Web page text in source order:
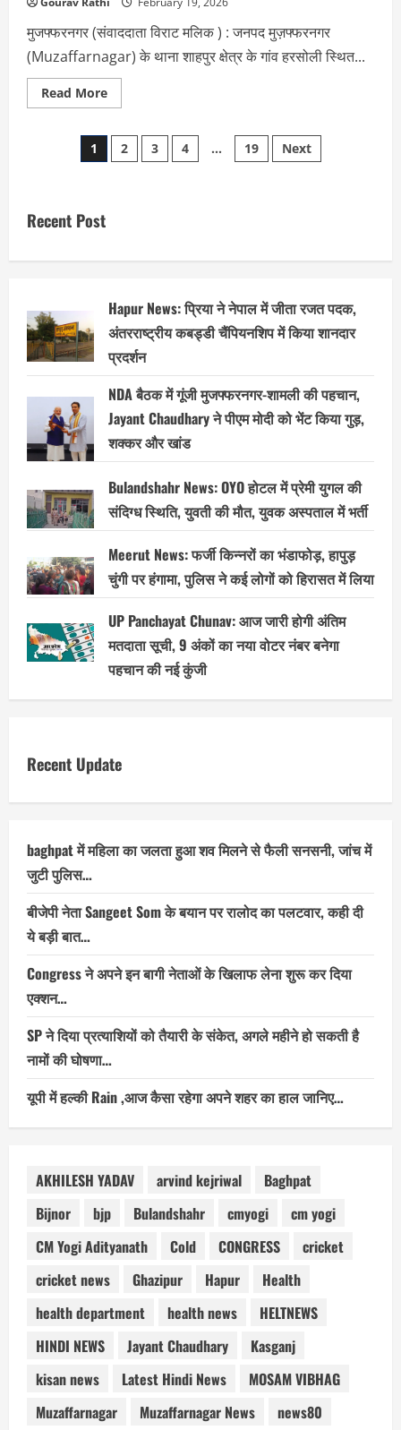
मुजफ्फरनगर (संवाददाता विराट मलिक ) : जनपद मुज़फ्फरनगर
(Muzaffarnagar) के थाना शाहपुर क्षेत्र के गांव हरसोली स्थित...
Read MoreRead
more
मंदिर
घुसकर
गिरफ्तार
Posts
1 2 3 4 … 19 Next
Recent Post
Hapur News: प्रिया ने नेपाल में जीता रजत पदक,
अंतरराष्ट्रीय कबड्डी चैंपियनशिप में किया शानदार
प्रदर्शन
NDA बैठक में गूंजी मुजफ्फरनगर-शामली की पहचान,
Jayant Chaudhary ने पीएम मोदी को भेंट किया गुड़,
शक्कर और खांड
Bulandshahr News: OYO होटल में प्रेमी युगल की
संदिग्ध स्थिति, युवती की मौत, युवक अस्पताल में भर्ती
Meerut News: फर्जी किन्नरों का भंडाफोड़, हापुड़
चुंगी पर हंगामा, पुलिस ने कई लोगों को हिरासत में लिया
UP Panchayat Chunav: आज जारी होगी अंतिम
मतदाता सूची, 9 अंकों का नया वोटर नंबर बनेगा
पहचान की नई कुंजी
Recent Update
baghpat में महिला का जलता हुआ शव मिलने से फैली सनसनी, जांच में
जुटी पुलिस…
बीजेपी नेता Sangeet Som के बयान पर रालोद का पलटवार, कही दी
ये बड़ी बात…
Congress ने अपने इन बागी नेताओं के खिलाफ लेना शुरू कर दिया
एक्शन…
SP ने दिया प्रत्याशियों को तैयारी के संकेत, अगले महीने हो सकती है
नामों की घोषणा…
यूपी में हल्की Rain ,आज कैसा रहेगा अपने शहर का हाल जानिए…
AKHILESH YADAV arvind kejriwal
Baghpat
Bijnor
bjp Bulandshahr cmyogi
cm yogi
CM Yogi Adityanath
Cold CONGRESS
cricket
cricket news
Ghazipur Hapur
Health
health department
health news
HELTNEWS
HINDI NEWS
Jayant Chaudhary
Kasganj
kisan news
Latest Hindi News
MOSAM VIBHAG
Muzaffarnagar
Muzaffarnagar News
news80